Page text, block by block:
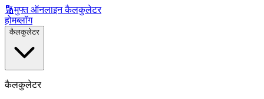
🔢मुफ्त ऑनलाइन कैलकुलेटर
होमब्लॉग
कैलकुलेटर
कैलकुलेटर